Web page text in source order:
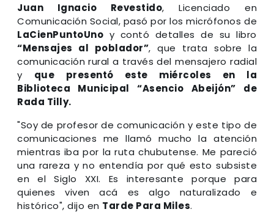
Juan Ignacio Revestido, Licenciado en
Comunicación Social, pasó por los micrófonos de
LaCienPuntoUno y contó detalles de su libro
“Mensajes al poblador”, que trata sobre la
comunicación rural a través del mensajero radial
y que presentó este miércoles en la
Biblioteca Municipal “Asencio Abeijón” de
Rada Tilly.
"Soy de profesor de comunicación y este tipo de
comunicaciones me llamó mucho la atención
mientras iba por la ruta chubutense. Me pareció
una rareza y no entendía por qué esto subsiste
en el Siglo XXI. Es interesante porque para
quienes viven acá es algo naturalizado e
histórico", dijo en Tarde Para Miles.